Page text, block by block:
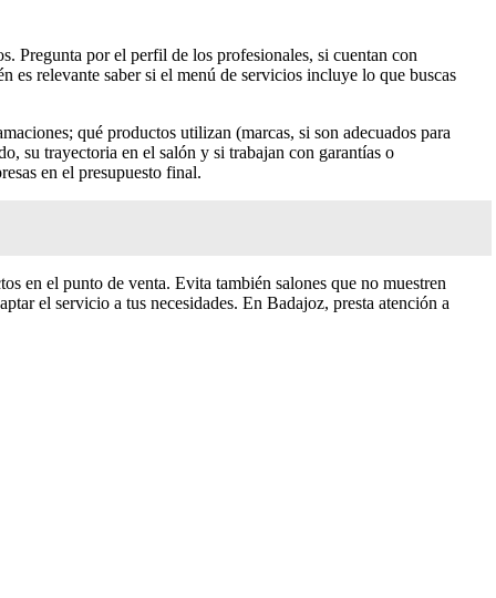
Pregunta por el perfil de los profesionales, si cuentan con
relevante saber si el menú de servicios incluye lo que buscas
qué productos utilizan (marcas, si son adecuados para
su trayectoria en el salón y si trabajan con garantías o
en el presupuesto final.
en el punto de venta. Evita también salones que no muestren
el servicio a tus necesidades. En Badajoz, presta atención a